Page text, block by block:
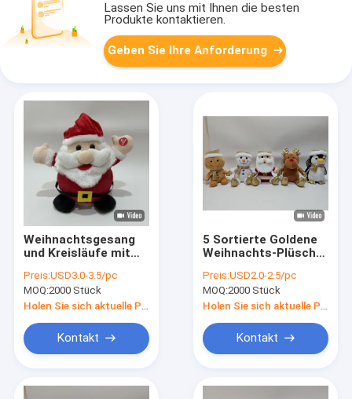
Lassen Sie uns mit Ihnen die besten
Produkte kontaktieren.
Geben Sie Ihre Anforderung
Weihnachtsgesang
und Kreisläufe mit
Preis:USD3.0-3.5/pc
MOQ:2000 Stück
Kontakt
5 Sortierte Goldene
Weihnachts-Plüsch-
Weichgefüllte
Weihnachtskollektion
Preis:USD2.0-2.5/pc
MOQ:2000 Stück
Kontakt